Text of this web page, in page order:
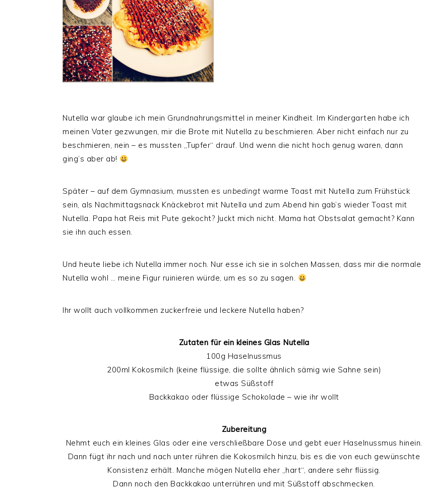
Nutella war glaube ich mein Grundnahrungsmittel in meiner Kindheit. Im Kindergarten habe ich
meinen Vater gezwungen, mir die Brote mit Nutella zu beschmieren. Aber nicht einfach nur zu
beschmieren, nein – es mussten „Tupfer“ drauf. Und wenn die nicht hoch genug waren, dann
ging’s aber ab!
Später – auf dem Gymnasium, mussten es unbedingt warme Toast mit Nutella zum Frühstück
sein, als Nachmittagsnack Knäckebrot mit Nutella und zum Abend hin gab’s wieder Toast mit
Nutella. Papa hat Reis mit Pute gekocht? Juckt mich nicht. Mama hat Obstsalat gemacht? Kann
sie ihn auch essen.
Und heute liebe ich Nutella immer noch. Nur esse ich sie in solchen Massen, dass mir die normale
Nutella wohl … meine Figur ruinieren würde, um es so zu sagen.
Ihr wollt auch vollkommen zuckerfreie und leckere Nutella haben?
Zutaten für ein kleines Glas Nutella
100g Haselnussmus
200ml Kokosmilch (keine flüssige, die sollte ähnlich sämig wie Sahne sein)
etwas Süßstoff
Backkakao oder flüssige Schokolade – wie ihr wollt
Zubereitung
Nehmt euch ein kleines Glas oder eine verschließbare Dose und gebt euer Haselnussmus hinein.
Dann fügt ihr nach und nach unter rühren die Kokosmilch hinzu, bis es die von euch gewünschte
Konsistenz erhält. Manche mögen Nutella eher „hart“, andere sehr flüssig.
Dann noch den Backkakao unterrühren und mit Süßstoff abschmecken.